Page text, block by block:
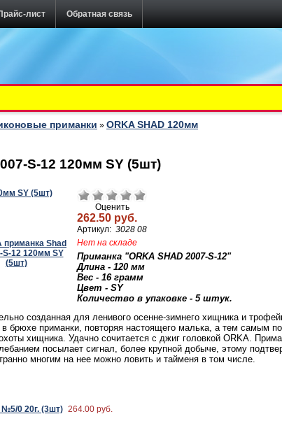
лист Обратная связь
приманки » ORKA SHAD 120мм
S-12 120мм SY (5шт)
Оценить
262.50 руб.
Артикул: 3028 08
Нет на складе
Приманка "ORKA SHAD 2007-S-12"
Длина - 120 мм
Вес - 16 грамм
Цвет - SY
Количество в упаковке - 5 штук.
созданная для ленивого осенне-зимнего хищника и
брюхе приманки, повторяя настоящего малька, а тем самым
хищника. Удачно сочитается с джиг головкой ORKA.
посылает сигнал, более крупной добыче, этому
многим на нее можно ловить и тайменя в том числе.
№5/0 20г. (3шт) 264.00 руб.